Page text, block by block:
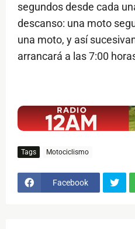
segundos desde cada
descanso: una moto
una moto, y así
arrancará a las 7:00
Tags Motociclismo
Facebook